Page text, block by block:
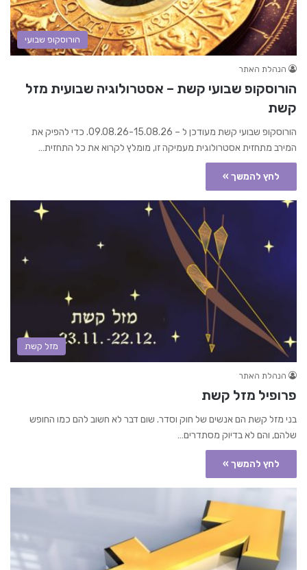
הורוסקופ שבועי
הנהלת האתר
הורוסקופ שבועי קשת – אסטרולוגיה שבועית מזל
קשת
הורוסקופ שבועי קשת מעודכן ל – 09.08.26-15.08.26. כדי להפיק את
המירב מתחזית אסטרולוגית מעמיקה זו, מומלץ לקרוא את כל התחזית…
לחץ להמשך »
מזל קשת
הנהלת האתר
פרופיל מזל קשת
בני מזל קשת הם אנשים של חוק וסדר. שום דבר לא חשוב להם כמו החופש
שלהם, והם לא בדיוק מסתדרים…
לחץ להמשך »